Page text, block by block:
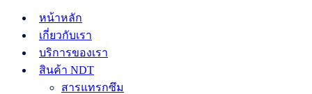
หน้าหลัก
เกี่ยวกับเรา
บริการของเรา
สินค้า NDT
สารแทรกซึม